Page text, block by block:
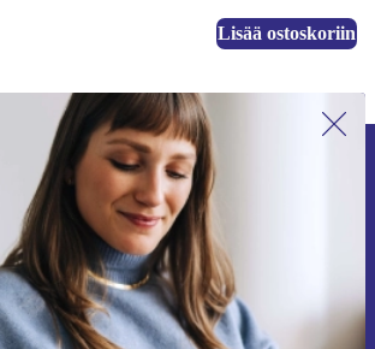
Lisää ostoskoriin
Liity ensimmäistä kertaa uutiskirjeen
tilaajaksi ja säästä 15 €!
Älä missaa enää yhtäkään tarjousta.